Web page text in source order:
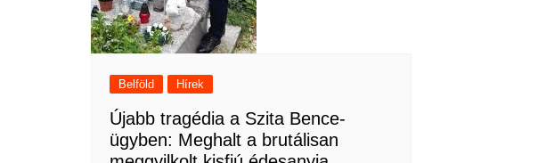
Belföld Hírek
Újabb tragédia a Szita Bence-
ügyben: Meghalt a brutálisan